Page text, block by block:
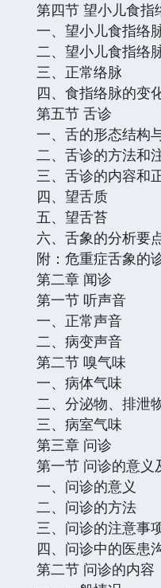
第四节 望小儿食指
一、望小儿食指络
二、望小儿食指络
三、正常络脉
四、食指络脉的变
第五节 舌诊
一、舌的形态结构
二、舌诊的方法和
三、舌诊的内容和
四、望舌质
五、望舌苔
六、舌象的分析要
附：危重症舌象的
第二章 闻诊
第一节 听声音
一、正常声音
二、病变声音
第二节 嗅气味
一、病体气味
二、分泌物、排泄
三、病室气味
第三章 问诊
第一节 问诊的意义
一、问诊的意义
二、问诊的方法
三、问诊的注意事
四、问诊中的医患
第二节 问诊的内容